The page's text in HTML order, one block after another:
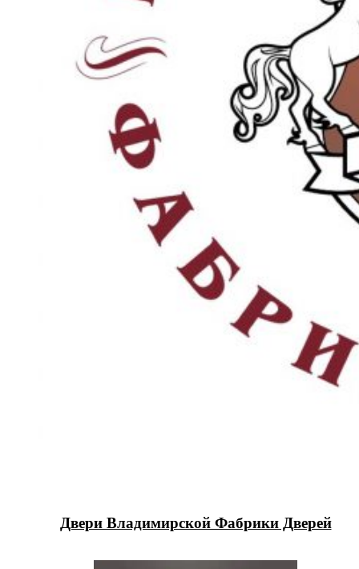
Двери Владимирской Фабрики Дверей